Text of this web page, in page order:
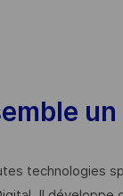
technologies